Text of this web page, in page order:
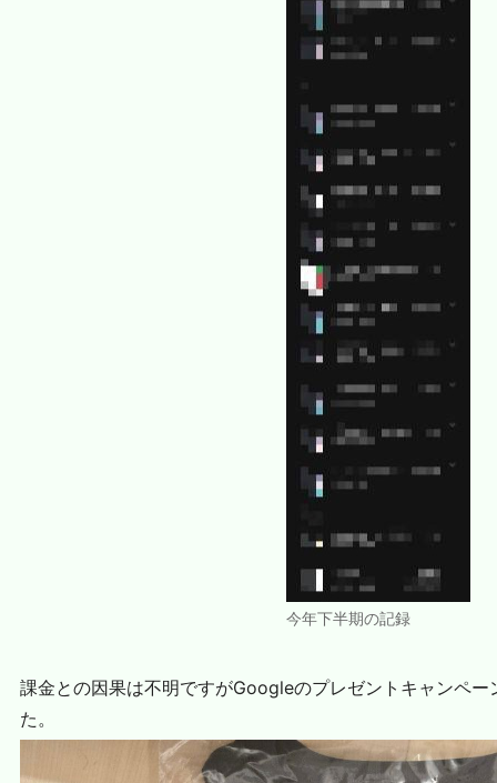
今年下半期の記録
課金との因果は不明ですがGoogleのプレゼントキャンペ
た。